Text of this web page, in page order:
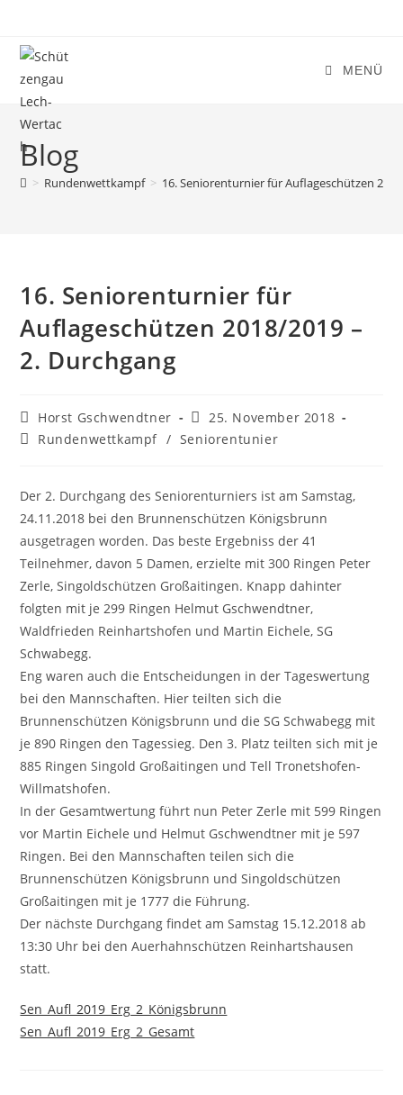
springen
MENÜ
Blog
> Rundenwettkampf > 16. Seniorenturnier für Auflageschützen
16. Seniorenturnier für
Auflageschützen 2018/2019 –
2. Durchgang
Beitrags-
Autor:
Horst Gschwendtner
Beitrag
veröffentlicht:
25. November 2018
Beitrags-
Rundenwettkampf / Seniorentunier
Der 2. Durchgang des Seniorenturniers ist am Samstag,
24.11.2018 bei den Brunnenschützen Königsbrunn
ausgetragen worden. Das beste Ergebniss der 41
Teilnehmer, davon 5 Damen, erzielte mit 300 Ringen Peter
Zerle, Singoldschützen Großaitingen. Knapp dahinter
folgten mit je 299 Ringen Helmut Gschwendtner,
Waldfrieden Reinhartshofen und Martin Eichele, SG
Schwabegg.
Eng waren auch die Entscheidungen in der Tageswertung
bei den Mannschaften. Hier teilten sich die
Brunnenschützen Königsbrunn und die SG Schwabegg mit
je 890 Ringen den Tagessieg. Den 3. Platz teilten sich mit je
885 Ringen Singold Großaitingen und Tell Tronetshofen-
Willmatshofen.
In der Gesamtwertung führt nun Peter Zerle mit 599 Ringen
vor Martin Eichele und Helmut Gschwendtner mit je 597
Ringen. Bei den Mannschaften teilen sich die
Brunnenschützen Königsbrunn und Singoldschützen
Großaitingen mit je 1777 die Führung.
Der nächste Durchgang findet am Samstag 15.12.2018 ab
13:30 Uhr bei den Auerhahnschützen Reinhartshausen
statt.
Sen_Aufl_2019_Erg_2_Königsbrunn
Sen_Aufl_2019_Erg_2_Gesamt